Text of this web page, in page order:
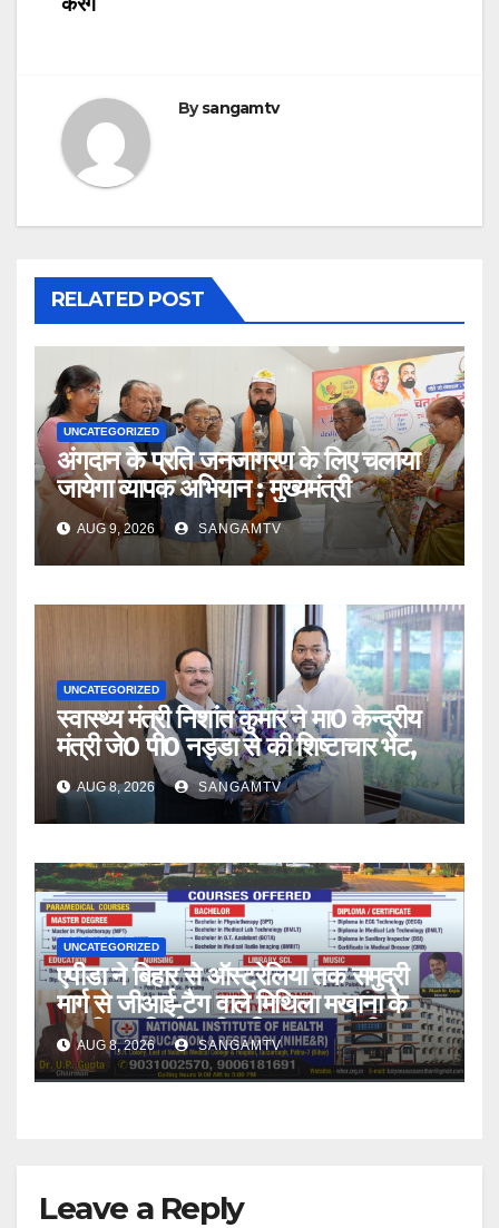
Bysangamtv
RELATED POST
UNCATEGORIZED
अंगदान के प्रति जनजागरण के लिए चलाया
जायेगा व्यापक अभियान : मुख्यमंत्री
AUG 9, 2026 SANGAMTV
UNCATEGORIZED
स्वास्थ्य मंत्री निशांत कुमार ने मा0 केन्द्रीय
मंत्री जे0 पी0 नड्डा से की शिष्टाचार भेंट,
AUG 8, 2026 SANGAMTV
UNCATEGORIZED
एपीडा ने बिहार से ऑस्ट्रेलिया तक समुद्री
मार्ग से जीआई-टैग वाले मिथिला मखाना के
पहली बार निर्यात की सुविधा प्रदान की
AUG 8, 2026 SANGAMTV
Leave a Reply